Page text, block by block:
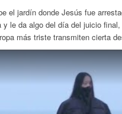
el jardín donde Jesús fue
le da algo del día del juicio
más triste transmiten cierta